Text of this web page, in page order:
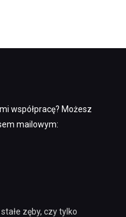
współpracę? Możesz
mailowym:
zęby, czy tylko